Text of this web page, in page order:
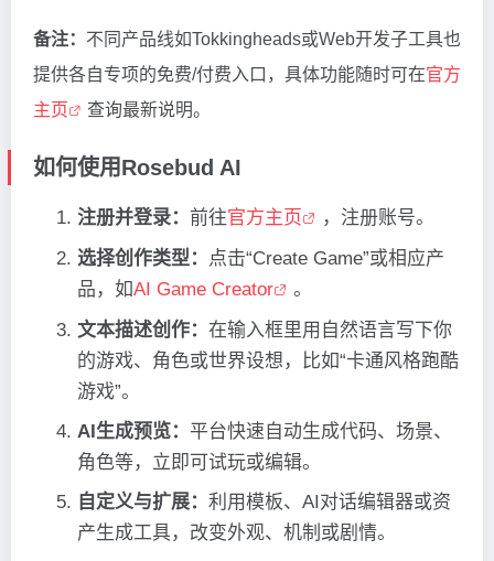
备注： 不同产品线如Tokkingheads或Web开发子工具也
提供各自专项的免费/付费入口，具体功能随时可在官方
主页
查询最新说明。
如何使用Rosebud AI
注册并登录： 前往官方主页
，注册账号。
选择创作类型： 点击“Create Game”或相应产
品，如AI Game Creator
。
文本描述创作： 在输入框里用自然语言写下你
的游戏、角色或世界设想，比如“卡通风格跑酷
游戏”。
AI生成预览： 平台快速自动生成代码、场景、
角色等，立即可试玩或编辑。
自定义与扩展： 利用模板、AI对话编辑器或资
产生成工具，改变外观、机制或剧情。